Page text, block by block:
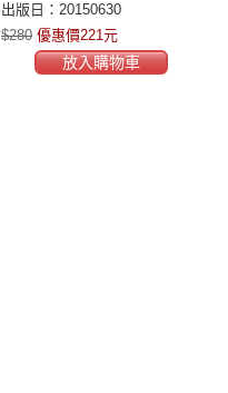
出版日：20150630
$280 優惠價221元
放入購物車